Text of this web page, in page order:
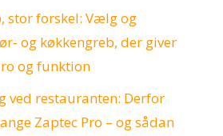
stor forskel: Vælg og
og køkkengreb, der giver
og funktion
ved restauranten: Derfor
Zaptec Pro – og sådan